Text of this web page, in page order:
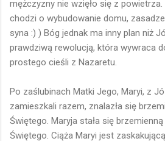
mężczyzny nie wzięło się z
chodzi o wybudowanie domu,
syna :) ) Bóg jednak ma inny plan niż
prawdziwą rewolucją, która wywraca
prostego cieśli z Nazaretu.
Po zaślubinach Matki Jego, Maryi, z
zamieszkali razem, znalazła się
Świętego. Maryja stała się
Świętego. Ciąża Maryi jest